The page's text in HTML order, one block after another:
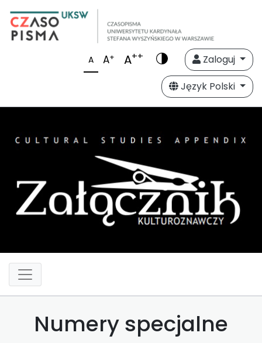
A A+ A++
Zaloguj
Język Polski
Numery specjalne